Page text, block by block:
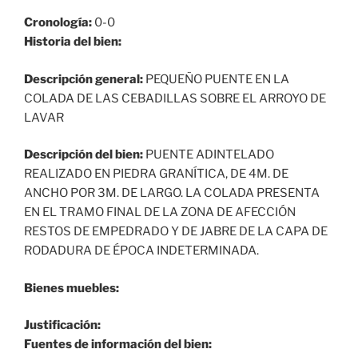
Cronología: 0-0
Historia del bien:
Descripción general: PEQUEÑO PUENTE EN LA
COLADA DE LAS CEBADILLAS SOBRE EL ARROYO DE
LAVAR
Descripción del bien: PUENTE ADINTELADO
REALIZADO EN PIEDRA GRANÍTICA, DE 4M. DE
ANCHO POR 3M. DE LARGO. LA COLADA PRESENTA
EN EL TRAMO FINAL DE LA ZONA DE AFECCIÓN
RESTOS DE EMPEDRADO Y DE JABRE DE LA CAPA DE
RODADURA DE ÉPOCA INDETERMINADA.
Bienes muebles:
Justificación:
Fuentes de información del bien: